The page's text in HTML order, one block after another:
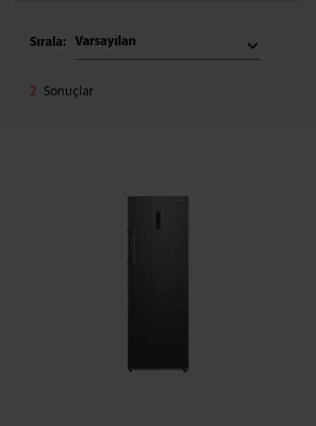
Sırala: Varsayılan
2 Sonuçlar